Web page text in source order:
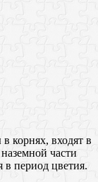
корнях, входят в
части
в период цветия.